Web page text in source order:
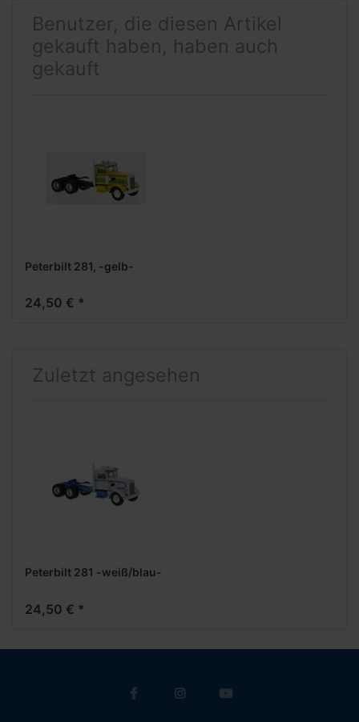
Benutzer, die diesen Artikel
gekauft haben, haben auch
gekauft
Peterbilt 281, -gelb-
24,50 € *
Zuletzt angesehen
Peterbilt 281 -weiß/blau-
24,50 € *